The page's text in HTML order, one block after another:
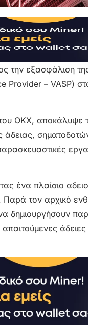
την εξασφάλιση
Provider – VASP)
OKX, αποκάλυψε
ένα πλαίσιο
Παρά τον αρχικό
δημιουργήσουν